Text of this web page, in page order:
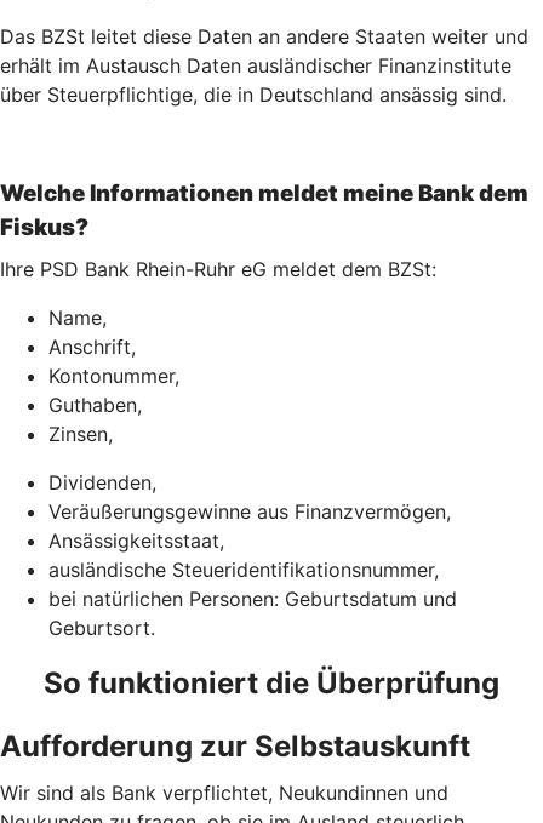
Das BZSt leitet diese Daten an andere Staaten weiter und
erhält im Austausch Daten ausländischer Finanzinstitute
über Steuerpflichtige, die in Deutschland ansässig sind.
Welche Informationen meldet meine Bank dem
Fiskus?
Ihre PSD Bank Rhein-Ruhr eG meldet dem BZSt:
Name,
Anschrift,
Kontonummer,
Guthaben,
Zinsen,
Dividenden,
Veräußerungsgewinne aus Finanzvermögen,
Ansässigkeitsstaat,
ausländische Steueridentifikationsnummer,
bei natürlichen Personen: Geburtsdatum und
Geburtsort.
So funktioniert die Überprüfung
Aufforderung zur Selbstauskunft
Wir sind als Bank verpflichtet, Neukundinnen und